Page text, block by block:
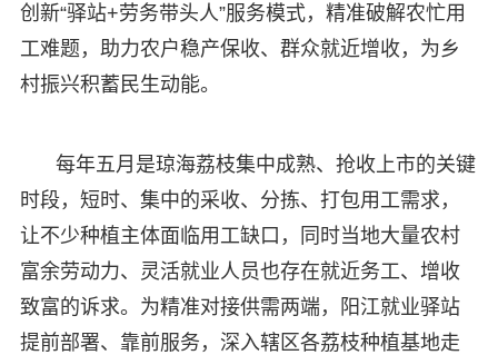
创新“驿站+劳务带头人”服务模式，精准破解农忙用
工难题，助力农户稳产保收、群众就近增收，为乡
村振兴积蓄民生动能。
每年五月是琼海荔枝集中成熟、抢收上市的关键
时段，短时、集中的采收、分拣、打包用工需求，
让不少种植主体面临用工缺口，同时当地大量农村
富余劳动力、灵活就业人员也存在就近务工、增收
致富的诉求。为精准对接供需两端，阳江就业驿站
提前部署、靠前服务，深入辖区各荔枝种植基地走